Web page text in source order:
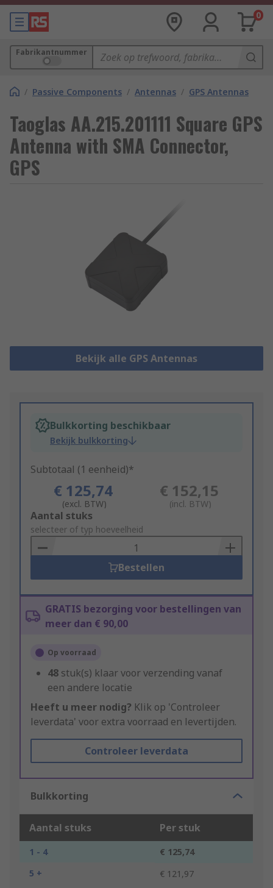
0
Fabrikantnummer
/ Passive Components / Antennas / GPS Antennas
Taoglas AA.215.201111 Square GPS
Antenna with SMA Connector,
GPS
Bekijk alle GPS Antennas
Bulkkorting beschikbaar
Bekijk bulkkorting
Subtotaal (1 eenheid)*
€ 125,74
(excl. BTW)
€ 152,15
(incl. BTW)
Add
to
Basket
Aantal stuks
selecteer of typ hoeveelheid
Bestellen
GRATIS bezorging voor bestellingen van
meer dan € 90,00
Op voorraad
48 stuk(s) klaar voor verzending vanaf
een andere locatie
Heeft u meer nodig? Klik op 'Controleer
leverdata' voor extra voorraad en levertijden.
Controleer leverdata
Bulkkorting
Aantal stuks Per stuk
1 - 4
€ 125,74
5 +
€ 121,97